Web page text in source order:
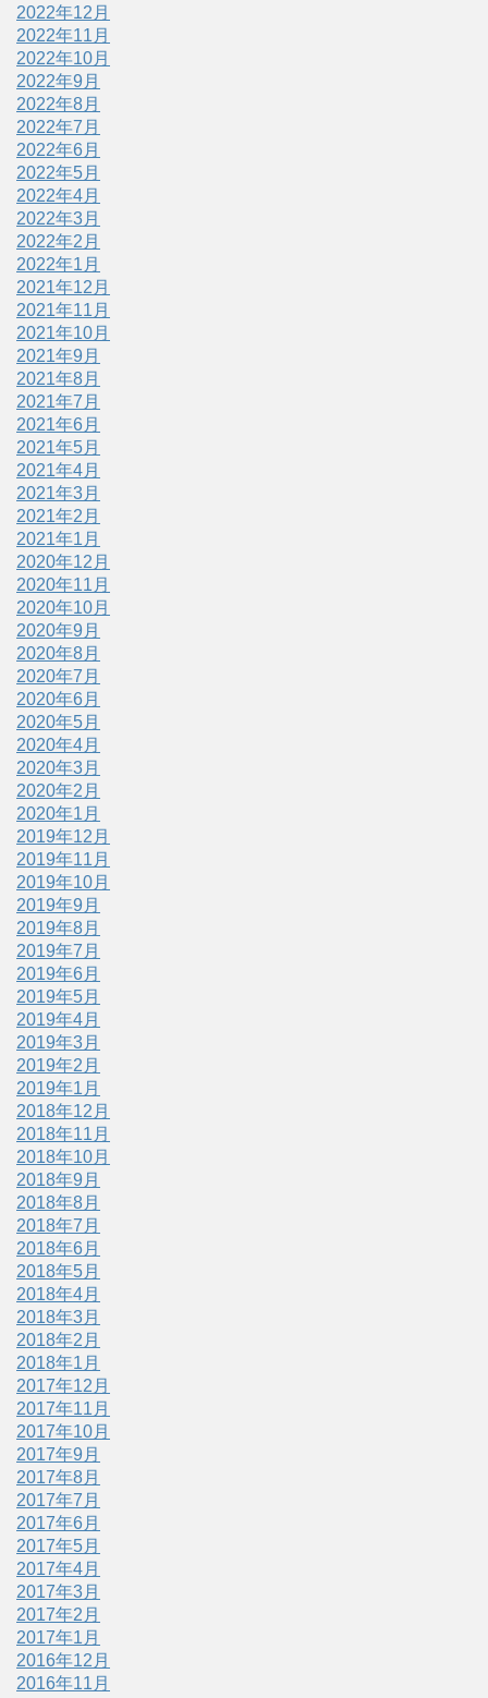
2022年12月
2022年11月
2022年10月
2022年9月
2022年8月
2022年7月
2022年6月
2022年5月
2022年4月
2022年3月
2022年2月
2022年1月
2021年12月
2021年11月
2021年10月
2021年9月
2021年8月
2021年7月
2021年6月
2021年5月
2021年4月
2021年3月
2021年2月
2021年1月
2020年12月
2020年11月
2020年10月
2020年9月
2020年8月
2020年7月
2020年6月
2020年5月
2020年4月
2020年3月
2020年2月
2020年1月
2019年12月
2019年11月
2019年10月
2019年9月
2019年8月
2019年7月
2019年6月
2019年5月
2019年4月
2019年3月
2019年2月
2019年1月
2018年12月
2018年11月
2018年10月
2018年9月
2018年8月
2018年7月
2018年6月
2018年5月
2018年4月
2018年3月
2018年2月
2018年1月
2017年12月
2017年11月
2017年10月
2017年9月
2017年8月
2017年7月
2017年6月
2017年5月
2017年4月
2017年3月
2017年2月
2017年1月
2016年12月
2016年11月